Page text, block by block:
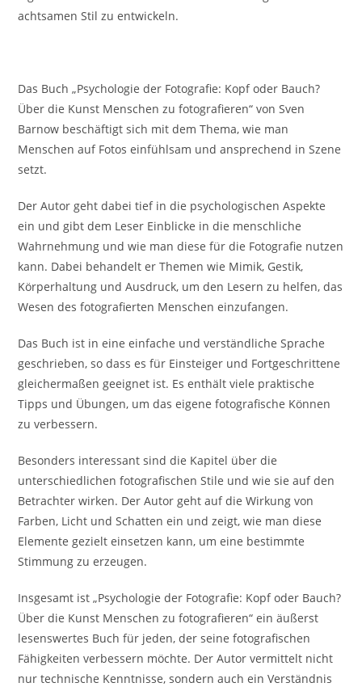
achtsamen Stil zu entwickeln.
Das Buch „Psychologie der Fotografie: Kopf oder Bauch?
Über die Kunst Menschen zu fotografieren“ von Sven
Barnow beschäftigt sich mit dem Thema, wie man
Menschen auf Fotos einfühlsam und ansprechend in Szene
setzt.
Der Autor geht dabei tief in die psychologischen Aspekte
ein und gibt dem Leser Einblicke in die menschliche
Wahrnehmung und wie man diese für die Fotografie nutzen
kann. Dabei behandelt er Themen wie Mimik, Gestik,
Körperhaltung und Ausdruck, um den Lesern zu helfen, das
Wesen des fotografierten Menschen einzufangen.
Das Buch ist in eine einfache und verständliche Sprache
geschrieben, so dass es für Einsteiger und Fortgeschrittene
gleichermaßen geeignet ist. Es enthält viele praktische
Tipps und Übungen, um das eigene fotografische Können
zu verbessern.
Besonders interessant sind die Kapitel über die
unterschiedlichen fotografischen Stile und wie sie auf den
Betrachter wirken. Der Autor geht auf die Wirkung von
Farben, Licht und Schatten ein und zeigt, wie man diese
Elemente gezielt einsetzen kann, um eine bestimmte
Stimmung zu erzeugen.
Insgesamt ist „Psychologie der Fotografie: Kopf oder Bauch?
Über die Kunst Menschen zu fotografieren“ ein äußerst
lesenswertes Buch für jeden, der seine fotografischen
Fähigkeiten verbessern möchte. Der Autor vermittelt nicht
nur technische Kenntnisse, sondern auch ein Verständnis